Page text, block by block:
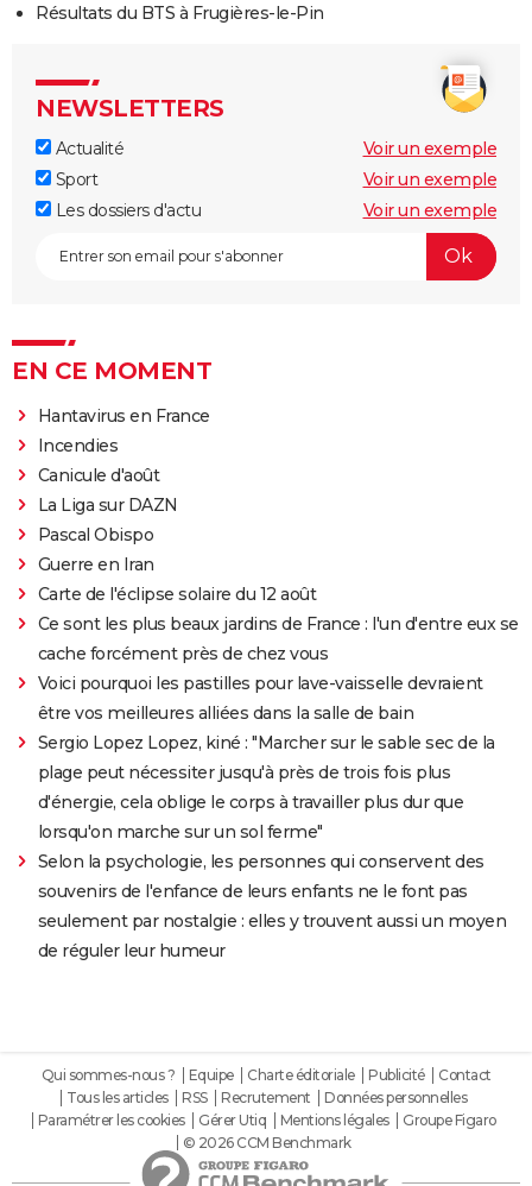
Résultats du BTS à Frugières-le-Pin
NEWSLETTERS
Actualité
Voir un exemple
Sport
Voir un exemple
Les dossiers d'actu
Voir un exemple
EN CE MOMENT
Hantavirus en France
Incendies
Canicule d'août
La Liga sur DAZN
Pascal Obispo
Guerre en Iran
Carte de l'éclipse solaire du 12 août
Ce sont les plus beaux jardins de France : l'un d'entre eux se
cache forcément près de chez vous
Voici pourquoi les pastilles pour lave-vaisselle devraient
être vos meilleures alliées dans la salle de bain
Sergio Lopez Lopez, kiné : "Marcher sur le sable sec de la
plage peut nécessiter jusqu'à près de trois fois plus
d'énergie, cela oblige le corps à travailler plus dur que
lorsqu'on marche sur un sol ferme"
Selon la psychologie, les personnes qui conservent des
souvenirs de l'enfance de leurs enfants ne le font pas
seulement par nostalgie : elles y trouvent aussi un moyen
de réguler leur humeur
Qui sommes-nous ? Equipe Charte éditoriale Publicité
Contact
Tous les articles
RSS Recrutement
Données personnelles
Paramétrer les cookies
Gérer Utiq Mentions légales
Groupe Figaro
© 2026 CCM Benchmark